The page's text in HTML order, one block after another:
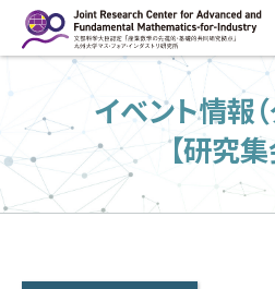
ン
へ
ス
キ
HOME
概要
運営
2026年度公募
イベント情報
【研究集